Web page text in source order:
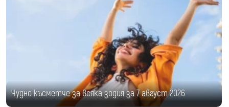
Чудно късметче за всяка зодия за 7 август 2026